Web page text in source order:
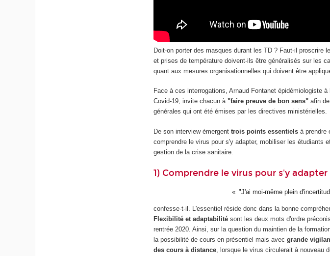
Doit-on porter des masques durant les TD ? Faut-il proscrire
et prises de température doivent-ils être généralisés sur les
quant aux mesures organisationnelles qui doivent être
Face à ces interrogations, Arnaud Fontanet épidémiologiste
Covid-19, invite chacun à"faire preuve de bon sens" afin
générales qui ont été émises par les directives ministérielles.
De son interview émergenttrois points essentiels à prendre
comprendre le virus pour s'y adapter, mobiliser les étudiants
gestion de la crise sanitaire.
1) Comprendre le virus pour s'y adapter
"J'ai moi-même plein
confesse-t-il. L'essentiel réside donc dans la bonne
Flexibilité et adaptabilité sont les deux mots d'ordre
rentrée 2020. Ainsi, sur la question du maintien de la
la possibilité de cours en présentiel mais avec grande
des cours à distance, lorsque le virus circulerait à nouveau